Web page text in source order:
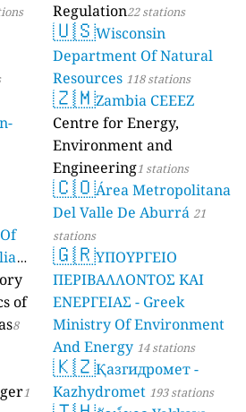
of
8
1
Regulation22 stations
🇺🇸Wisconsin
Department Of Natural
Resources 118 stations
🇿🇲Zambia CEEEZ
Centre for Energy,
Environment and
Engineering1 stations
🇨🇴Área Metropolitana
Del Valle De Aburrá 21
stations
🇬🇷ΥΠΟΥΡΓΕΙΟ
ΠΕΡΙΒΑΛΛΟΝΤΟΣ ΚΑΙ
ΕΝΕΡΓΕΙΑΣ - Greek
Ministry Of Environment
And Energy 14 stations
🇰🇿Қазгидромет -
Kazhydromet 193 stations